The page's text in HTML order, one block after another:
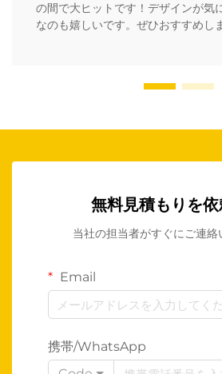
の間で大ヒットです！デザインが気
なのも嬉しいです。ぜひおすすめし
無料見積もりを
当社の担当者がすぐにご連絡
Email
携帯/WhatsApp